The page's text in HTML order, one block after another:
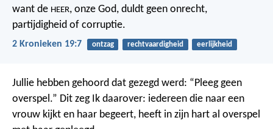
want de HEER, onze God, duldt geen onrecht,
partijdigheid of corruptie.
2 Kronieken 19:7 ontzag rechtvaardigheid eerlijkheid
Jullie hebben gehoord dat gezegd werd: “Pleeg geen
overspel.” Dit zeg Ik daarover: iedereen die naar een
vrouw kijkt en haar begeert, heeft in zijn hart al overspel